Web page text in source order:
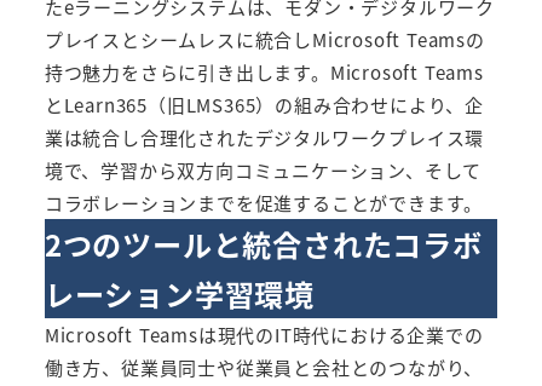
たeラーニングシステムは、モダン・デジタルワーク
プレイスとシームレスに統合しMicrosoft Teamsの
持つ魅力をさらに引き出します。Microsoft Teams
とLearn365（旧LMS365） の組み合わせにより、企
業は統合し合理化されたデジタルワークプレイス環
境で、学習から双方向コミュニケーション、そして
コラボレーションまでを促進することができます。
2つのツールと統合されたコラボ
レーション学習環境
Microsoft Teamsは現代のIT時代における企業での
働き方、従業員同士や従業員と会社とのつながり、